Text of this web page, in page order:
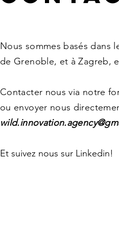
Nous sommes basés dans
de Grenoble, et à Zagreb,
Contacter nous via notre
ou envoyer nous
Et suivez nous sur Linkedin!